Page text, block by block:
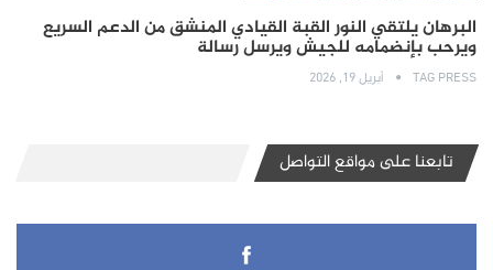
البرهان يلتقي النور القبة القيادي المنشق من الدعم السريع
ويرحب بإنضمامه للجيش ويرسل رسالة
TAG PRESS أبريل 19, 2026
تابعنا على مواقع التواصل